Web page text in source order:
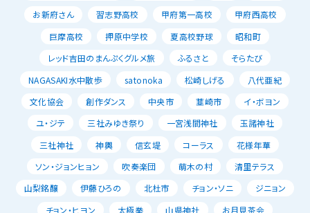
お新府さん
習志野高校 甲府第一高校
甲府西高校
巨摩高校
押原中学校 夏高校野球
昭和町
レッド吉田のまんぷくグルメ旅
ふるさと
そらたび
NAGASAKI水中散歩
satonoka 松崎しげる
八代亜紀
文化協会
創作ダンス 中央市 韮崎市
イ・ボヨン
ユ・ジテ
三社みゆき祭り 一宮浅間神社
玉諸神社
三社神社
神輿 信玄堤 コーラス
花様年華
ソン・ジョンヒョン
吹奏楽団 萌木の村
清里テラス
山梨銘醸
伊藤ひろの 北杜市 チョン・ソニ
ジニョン
チョン・ヒヨン
太極拳 山県神社 お月見茶会